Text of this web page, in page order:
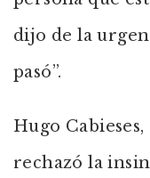
dijo de la
pasó”.
Hugo
rechazó la